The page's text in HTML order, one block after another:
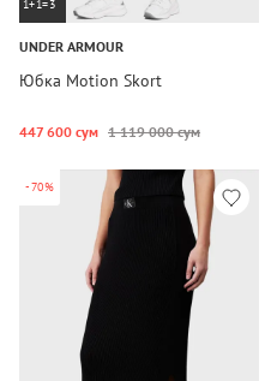
1+1=3
UNDER ARMOUR
Юбка Motion Skort
447 600 сум 1 119 000 сум
-70%